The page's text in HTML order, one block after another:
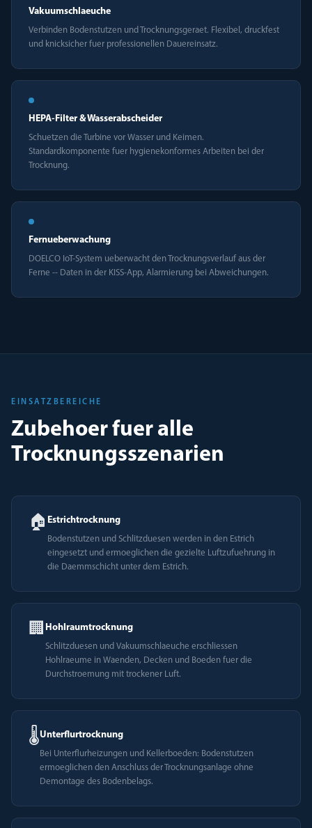
Vakuumschlaeuche
Verbinden Bodenstutzen und Trocknungsgeraet. Flexibel, druckfest
und knicksicher fuer professionellen Dauereinsatz.
HEPA-Filter & Wasserabscheider
Schuetzen die Turbine vor Wasser und Keimen.
Standardkomponente fuer hygienekonformes Arbeiten bei der
Trocknung.
Fernueberwachung
DOELCO IoT-System ueberwacht den Trocknungsverlauf aus der
Ferne -- Daten in der KISS-App, Alarmierung bei Abweichungen.
EINSATZBEREICHE
Zubehoer fuer alle
Trocknungsszenarien
🏠 Estrichtrocknung
Bodenstutzen und Schlitzduesen werden in den Estrich
eingesetzt und ermoeglichen die gezielte Luftzufuehrung in
die Daemmschicht unter dem Estrich.
🏢 Hohlraumtrocknung
Schlitzduesen und Vakuumschlaeuche erschliessen
Hohlraeume in Waenden, Decken und Boeden fuer die
Durchstroemung mit trockener Luft.
🌡️Unterflurtrocknung
Bei Unterflurheizungen und Kellerboeden: Bodenstutzen
ermoeglichen den Anschluss der Trocknungsanlage ohne
Demontage des Bodenbelags.